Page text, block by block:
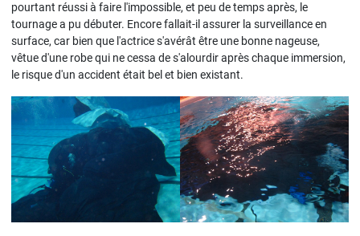
pourtant réussi à faire l'impossible, et peu de temps après, le
tournage a pu débuter. Encore fallait-il assurer la surveillance en
surface, car bien que l'actrice s'avérât être une bonne nageuse,
vêtue d'une robe qui ne cessa de s'alourdir après chaque immersion,
le risque d'un accident était bel et bien existant.